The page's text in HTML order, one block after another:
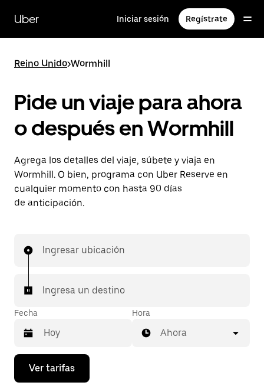
contenido
principal
Uber Iniciar sesión Regístrate
Reino Unido>Wormhill
Pide un viaje para ahora
o después en Wormhill
Agrega los detalles del viaje, súbete y viaja en
Wormhill. O bien, programa con Uber Reserve en
cualquier momento con hasta 90 días
de anticipación.
Ingresar ubicación
Ingresa un destino
Fecha
Presiona
flecha
Hora
Ahora
Ver tarifas